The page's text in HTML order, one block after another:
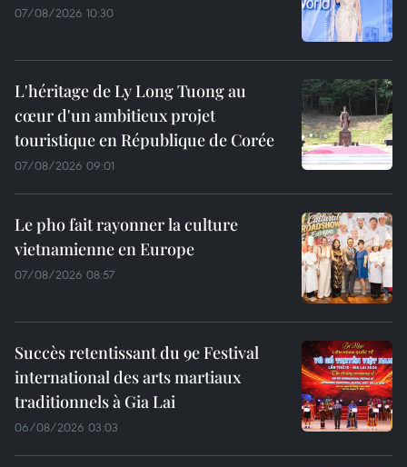
07/08/2026 10:30
L'héritage de Ly Long Tuong au
cœur d'un ambitieux projet
touristique en République de Corée
07/08/2026 09:01
Le pho fait rayonner la culture
vietnamienne en Europe
07/08/2026 08:57
Succès retentissant du 9e Festival
international des arts martiaux
traditionnels à Gia Lai
06/08/2026 03:03